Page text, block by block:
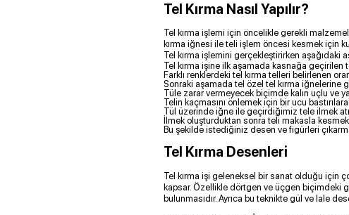
Tel Kırma Nasıl Yapılır?
Tel kırma işlemi için öncelikle gerekli
kırma iğnesi ile teli işlem öncesi kesmek için
Tel kırma işlemini gerçekleştirirken aşağıdaki
Tel kırma işine ilk aşamada kasnağa geçirilen
Farklı renklerdeki tel kırma telleri belirlenen
Sonraki aşamada tel özel tel kırma iğnelerine
Tüle zarar vermeyecek biçimde kalın uçlu ve
Telin kaçmasını önlemek için bir ucu
Tül üzerinde iğne ile geçirdiğimiz tele ilmek
İlmek oluşturduktan sonra teli makasla
Bu şekilde istediğiniz desen ve figürleri
Tel Kırma Desenleri
Tel kırma işi geleneksel bir sanat olduğu için
kapsar. Özellikle dörtgen ve üçgen biçimdeki
bulunmasıdır. Ayrıca bu teknikte gül ve lale